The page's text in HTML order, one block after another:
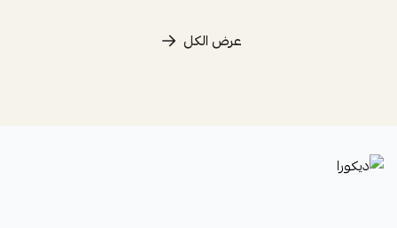
عرض الكل